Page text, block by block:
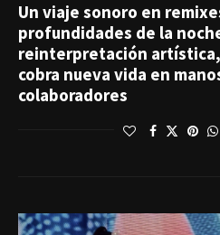
Un viaje sonoro en
profundidades de la
reinterpretación
cobra nueva vida en
colaboradores